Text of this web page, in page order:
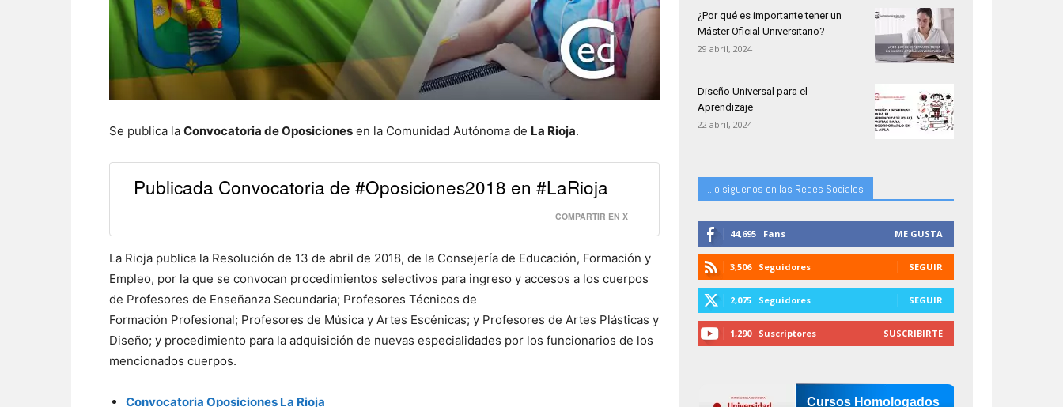
Se publica la Convocatoria de Oposiciones en la Comunidad Autónoma de La Rioja.
Publicada Convocatoria de #Oposiciones2018 en #LaRioja
COMPARTIR EN X
La Rioja publica la Resolución de 13 de abril de 2018, de la Consejería de Educación, Formación y
Empleo, por la que se convocan procedimientos selectivos para ingreso y accesos a los cuerpos
de Profesores de Enseñanza Secundaria; Profesores Técnicos de
Formación Profesional; Profesores de Música y Artes Escénicas; y Profesores de Artes Plásticas y
Diseño; y procedimiento para la adquisición de nuevas especialidades por los funcionarios de los
mencionados cuerpos.
Convocatoria Oposiciones La Rioja
¿Por qué es importante tener un
Máster Oficial Universitario?
29 abril, 2024
Diseño Universal para el
Aprendizaje
22 abril, 2024
...o siguenos en las Redes Sociales
44,695 Fans ME GUSTA
3,506 Seguidores SEGUIR
2,075 Seguidores SEGUIR
1,290 Suscriptores SUSCRIBIRTE
Cursos Homologados